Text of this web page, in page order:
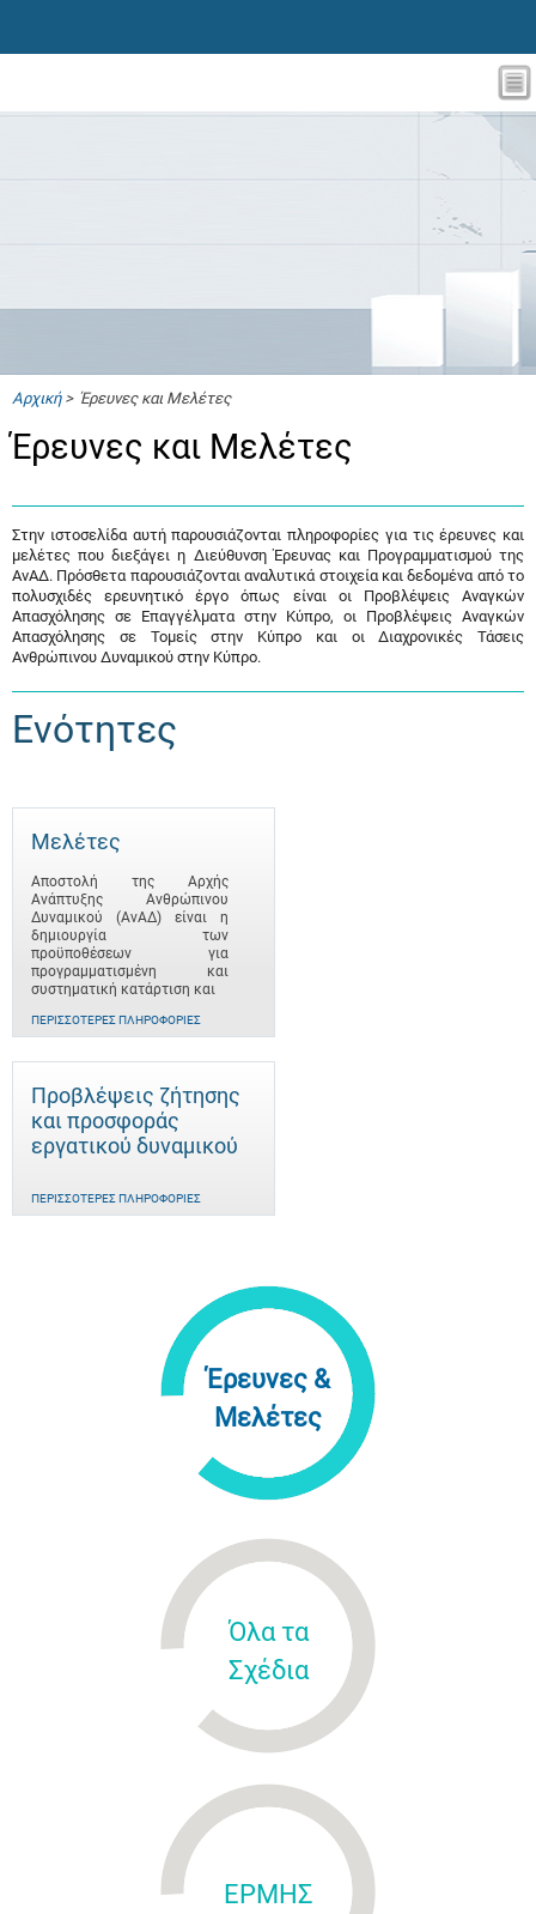
Αρχική> Έρευνες και Μελέτες
Έρευνες και Μελέτες
Στην ιστοσελίδα αυτή παρουσιάζονται πληροφορίες για τις έρευνες και
μελέτες που διεξάγει η Διεύθυνση Έρευνας και Προγραμματισμού της
ΑνΑΔ. Πρόσθετα παρουσιάζονται αναλυτικά στοιχεία και δεδομένα από το
πολυσχιδές ερευνητικό έργο όπως είναι οι Προβλέψεις Αναγκών
Απασχόλησης σε Επαγγέλματα στην Κύπρο, οι Προβλέψεις Αναγκών
Απασχόλησης σε Τομείς στην Κύπρο και οι Διαχρονικές Τάσεις
Ανθρώπινου Δυναμικού στην Κύπρο.
Ενότητες
Μελέτες
Αποστολή της Αρχής
Ανάπτυξης Ανθρώπινου
Δυναμικού (ΑνΑΔ) είναι η
δημιουργία των
προϋποθέσεων για
προγραμματισμένη και
συστηματική κατάρτιση και
ΠΕΡΙΣΣΌΤΕΡΕΣ ΠΛΗΡΟΦΟΡΊΕΣ
Προβλέψεις ζήτησης
και προσφοράς
εργατικού δυναμικού
ΠΕΡΙΣΣΌΤΕΡΕΣ ΠΛΗΡΟΦΟΡΊΕΣ
Έρευνες &
Μελέτες
Όλα τα
Σχέδια
ΕΡΜΗΣ